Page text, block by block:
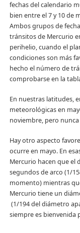
fechas del calendario
bien entre el 7 y 10 de
Ambos grupos de
tránsitos de Mercurio
perihelio, cuando el
condiciones son más
hecho el número de
comprobarse en la
En nuestras latitudes,
meteorológicas en
noviembre, pero
Hay otro aspecto
ocurre en mayo. En
Mercurio hacen que el
segundos de arco (1/
momento) mientras
Mercurio tiene un
(1/194 del diámetro
siempre es bienvenida